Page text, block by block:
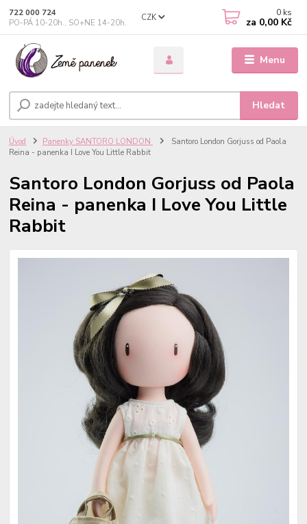
Menu
CZK
Hledat
722 000 724
PO-PÁ 10-20h., SO+NE 14-20h.
0 ks
za 0,00 Kč
Úvod Panenky SANTORO LONDON
Santoro London Gorjuss od Paola
Reina - panenka I Love You Little Rabbit
Santoro London Gorjuss od Paola
Reina - panenka I Love You Little
Rabbit